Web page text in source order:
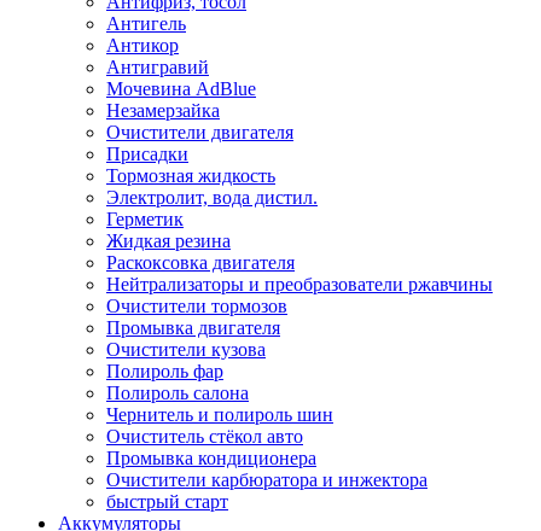
Антигель
Антикор
Антигравий
Мочевина AdBlue
Незамерзайка
Очистители двигателя
Присадки
Тормозная жидкость
Электролит, вода дистил.
Герметик
Жидкая резина
Раскоксовка двигателя
Нейтрализаторы и преобразователи ржавчины
Очистители тормозов
Промывка двигателя
Очистители кузова
Полироль фар
Полироль салона
Чернитель и полироль шин
Очиститель стёкол авто
Промывка кондиционера
Очистители карбюратора и инжектора
быстрый старт
Аккумуляторы